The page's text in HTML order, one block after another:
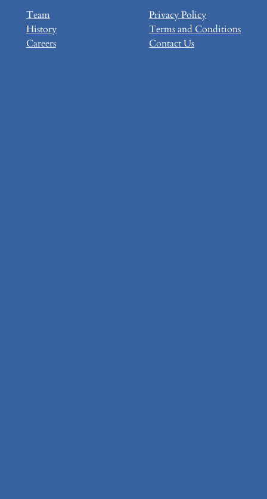
Team
History
Careers
Privacy Policy
Terms and Conditions
Contact Us